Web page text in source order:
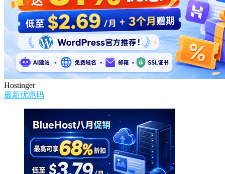
Hostinger
最新优惠码